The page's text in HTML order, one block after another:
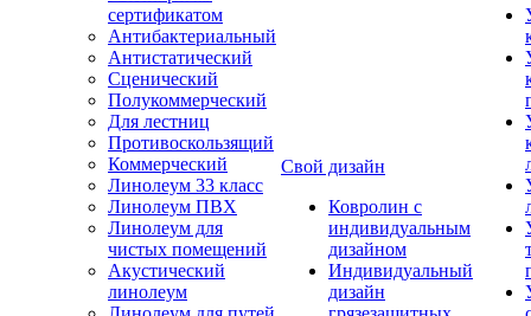
сертификатом
Антибактериальный
Антистатический
Сценический
Полукоммерческий
Для лестниц
Противоскользящий
Коммерческий
Линолеум 33 класс
Линолеум ПВХ
Линолеум для
чистых помещений
Акустический
линолеум
Свой дизайн
Ковролин с
индивидуальным
дизайном
Индивидуальный
дизайн